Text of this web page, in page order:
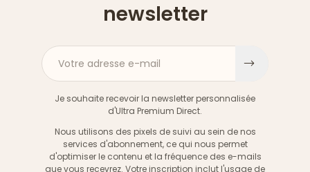
newsletter
Votre adresse e-mail
Je souhaite recevoir la newsletter personnalisée
d'Ultra Premium Direct.
Nous utilisons des pixels de suivi au sein de nos
services d'abonnement, ce qui nous permet
d'optimiser le contenu et la fréquence des e-mails
que vous recevrez. Votre inscription inclut l'usage de